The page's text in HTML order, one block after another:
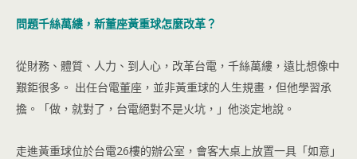
問題千絲萬縷，新董座黃重球怎麼改革？
從財務、體質、人力、到人心，改革台電，千絲萬縷，遠比想像中
艱鉅很多。 出任台電董座，並非黃重球的人生規畫，但他學習承
擔。「做，就對了，台電絕對不是火坑，」他淡定地說。
走進黃重球位於台電26樓的辦公室，會客大桌上放置一具「如意」